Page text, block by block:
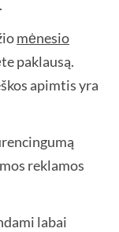
mėnesio
paklausą.
apimtis yra
reklamos
labai